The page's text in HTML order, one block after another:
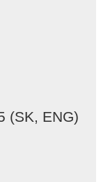
(SK, ENG)